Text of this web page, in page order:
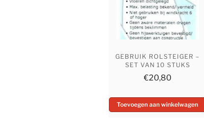
GEBRUIK ROLSTEIGER –
SET VAN 10 STUKS
€20,80
Toevoegen aan winkelwagen